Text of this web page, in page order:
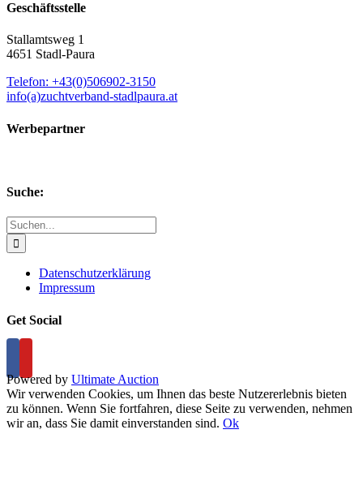
Geschäftsstelle
Stallamtsweg 1
4651 Stadl-Paura
Telefon: +43(0)506902-3150
info(a)zuchtverband-stadlpaura.at
Werbepartner
Suche:
Suche
nach:
Datenschutzerklärung
Impressum
Get Social
Powered by Ultimate Auction
Wir verwenden Cookies, um Ihnen das beste Nutzererlebnis bieten
zu können. Wenn Sie fortfahren, diese Seite zu verwenden, nehmen
wir an, dass Sie damit einverstanden sind. Ok